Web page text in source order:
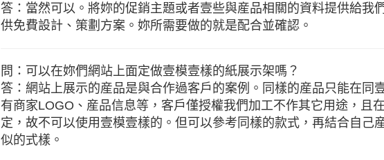
答：當然可以。將妳的促銷主題或者壹些與産品相關的資料提供給我
供免費設計、策劃方案。妳所需要做的就是配合並確認。
問：可以在妳們網站上面定做壹模壹樣的紙展示架嗎？
答：網站上展示的産品是與合作過客戶的案例。同樣的産品只能在同
有商家LOGO、産品信息等，客戶僅授權我們加工不作其它用途，且
定，故不可以使用壹模壹樣的。但可以參考同樣的款式，再結合自己
似的式樣。